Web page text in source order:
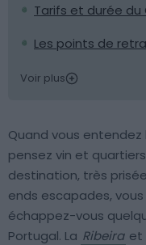
Tarifs et durée du
Les points de
Voir plus
Quand vous
pensez vin et
destination, très
ends escapades,
échappez-vous
Portugal. La Ribeira et